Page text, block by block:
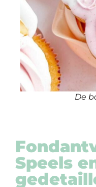
De
Speels